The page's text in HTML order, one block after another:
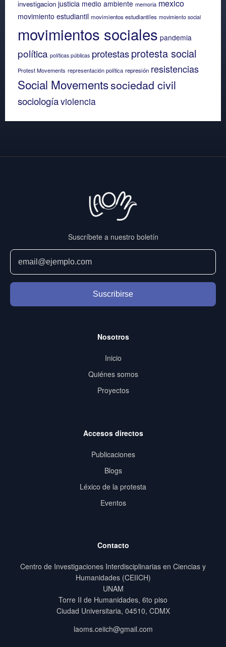
investigacion justicia medio ambiente memoria mexico
movimiento estudiantil movimientos estudiantiles movimiento social
movimientos sociales pandemia
política políticas públicas protestasprotesta social
Protest Movements representación política represión resistencias
Social Movementssociedad civil
sociologíaviolencia
Suscríbete a nuestro boletín
Suscribirse
Nosotros
Inicio
Quiénes somos
Proyectos
Accesos directos
Publicaciones
Blogs
Léxico de la protesta
Eventos
Contacto
Centro de Investigaciones Interdisciplinarias en Ciencias y
Humanidades (CEIICH)
UNAM
Torre II de Humanidades, 6to piso
Ciudad Universitaria, 04510, CDMX
laoms.ceiich@gmail.com